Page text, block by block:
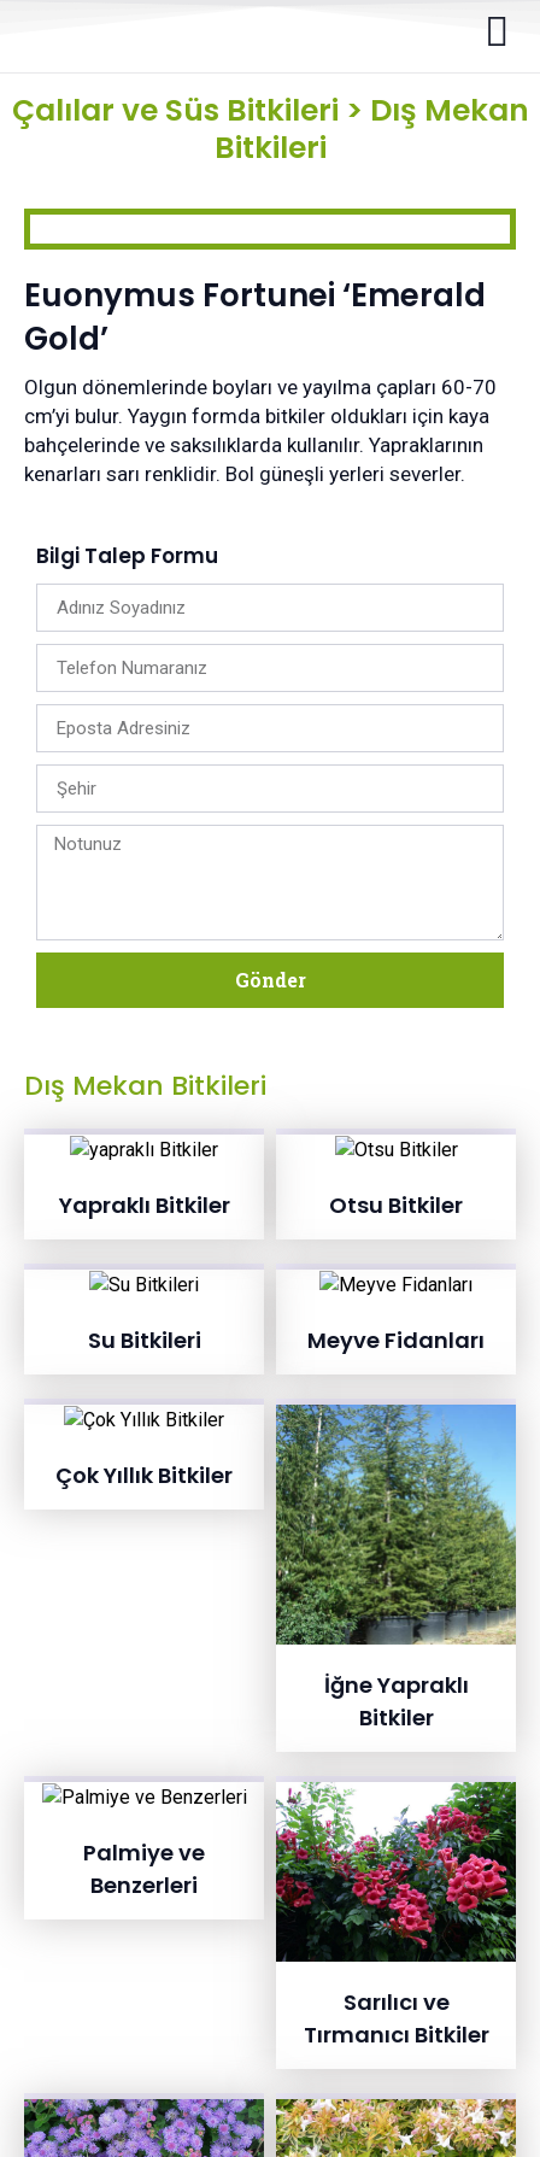
Çalılar ve Süs Bitkileri > Dış Mekan
Bitkileri
Euonymus Fortunei ‘Emerald
Gold’
Olgun dönemlerinde boyları ve yayılma çapları 60-70
cm’yi bulur. Yaygın formda bitkiler oldukları için kaya
bahçelerinde ve saksılıklarda kullanılır. Yapraklarının
kenarları sarı renklidir. Bol güneşli yerleri severler.
Bilgi Talep Formu
Gönder
Dış Mekan Bitkileri
Yapraklı Bitkiler Otsu Bitkiler
Su Bitkileri Meyve Fidanları
Çok Yıllık Bitkiler
İğne Yapraklı
Bitkiler
Palmiye ve
Benzerleri
Sarılıcı ve
Tırmanıcı Bitkiler